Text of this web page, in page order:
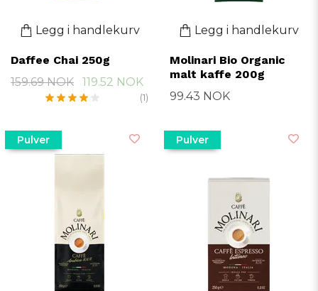
Legg i handlekurv
Daffee Chai 250g
159.69 NOK
119.52 NOK
(1)
Legg i handlekurv
Molinari Bio Organic
malt kaffe 200g
99.43 NOK
Pulver Pulver